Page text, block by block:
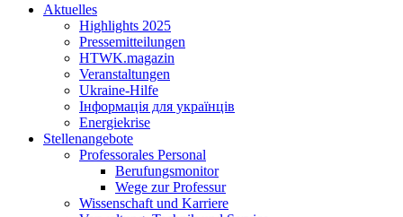
Aktuelles
Highlights 2025
Pressemitteilungen
HTWK.magazin
Veranstaltungen
Ukraine-Hilfe
Інформація для українців
Energiekrise
Stellenangebote
Professorales Personal
Berufungsmonitor
Wege zur Professur
Wissenschaft und Karriere